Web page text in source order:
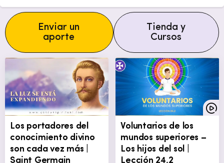
Enviar un
aporte
Tienda y
Cursos
Los portadores del
conocimiento divino
son cada vez más |
Saint Germain
Voluntarios de los
mundos superiores –
Los hijos del sol |
Lección 24.2